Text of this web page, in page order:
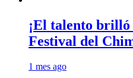
¡El talento brilló
Festival del
1 mes ago